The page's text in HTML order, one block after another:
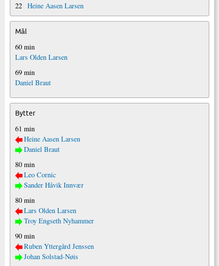
22 Heine Aasen Larsen
Mål
60 min
Lars Olden Larsen
69 min
Daniel Braut
Bytter
61 min
Heine Aasen Larsen
Daniel Braut
80 min
Leo Cornic
Sander Håvik Innvær
80 min
Lars Olden Larsen
Troy Engseth Nyhammer
90 min
Ruben Yttergård Jenssen
Johan Solstad-Nøis